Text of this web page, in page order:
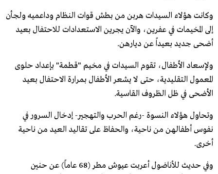
وكانت هؤلاء السيدات هربن من بطش قوات النظام وداعميه ولجأن
إلى المخيمات في عفرين، والآن يجرين الاستعدادات للاحتفال بعيد
أضحى جديد بعيداً عن ديارهن.
ولإسعاد الأطفال، تقوم السيدات في مخيم "قطمة" بإعداد حلوى
المعمول التقليدية، حتى لا يشعر الأطفال بمرارة الاحتفال بعيد
الأضحى في ظل الظروف القاسية.
وتحاول هؤلاء النسوة -رغم الحرب والتهجير- إدخال السرور في
نفوس أطفالهن من ناحية، والحفاظ على تقاليد العيد من ناحية
أخرى.
وفي حديث للأناضول أعربت عيوش مطر (68 عاماً) عن حنين